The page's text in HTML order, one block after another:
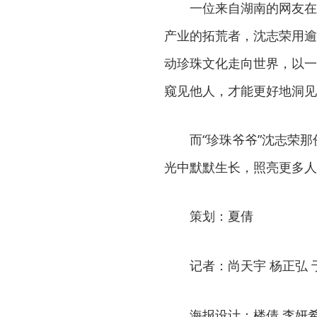
一位来自湖南的网友
产业的拓荒者，沈志荣用
动珍珠文化走向世界，以
窥见他人，才能更好地洞
而“珍珠爷爷”沈志荣
光中默默生长，照亮更多
策划：夏倩
记者：尚天宇 杨正弘